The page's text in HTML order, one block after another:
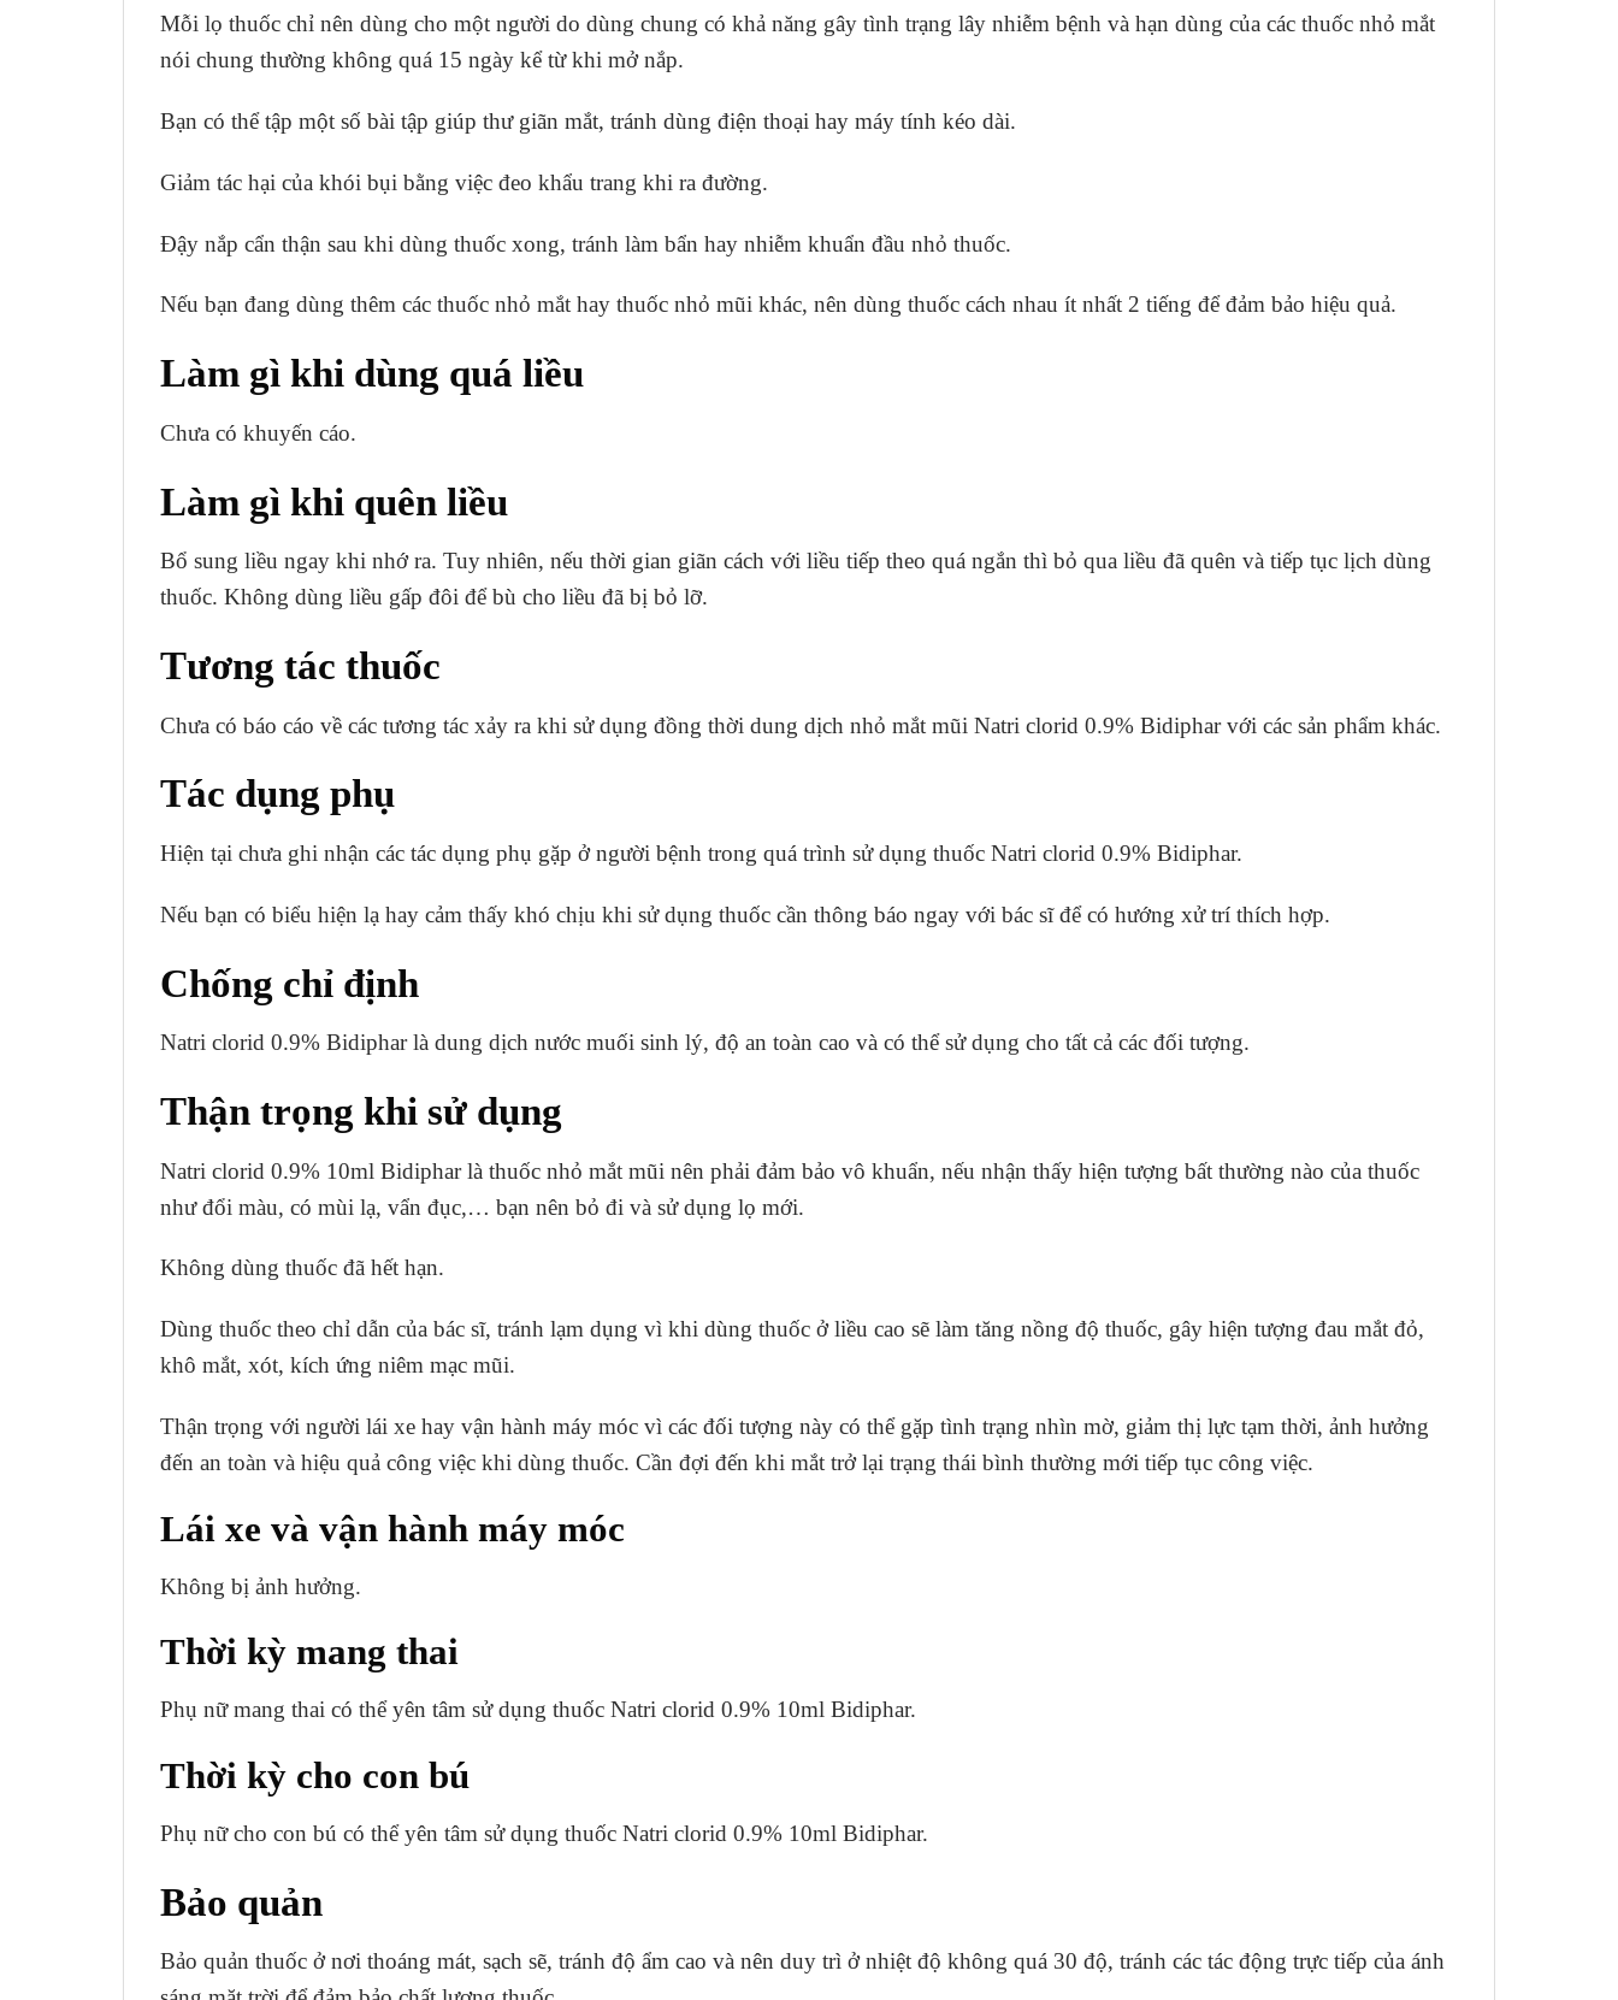
Mỗi lọ thuốc chỉ nên dùng cho một người do dùng chung có khả năng gây tình trạng lây nhiễm bệnh và hạn dùng của các thuốc nhỏ mắt
nói chung thường không quá 15 ngày kể từ khi mở nắp.
Bạn có thể tập một số bài tập giúp thư giãn mắt, tránh dùng điện thoại hay máy tính kéo dài.
Giảm tác hại của khói bụi bằng việc đeo khẩu trang khi ra đường.
Đậy nắp cẩn thận sau khi dùng thuốc xong, tránh làm bẩn hay nhiễm khuẩn đầu nhỏ thuốc.
Nếu bạn đang dùng thêm các thuốc nhỏ mắt hay thuốc nhỏ mũi khác, nên dùng thuốc cách nhau ít nhất 2 tiếng để đảm bảo hiệu quả.
Làm gì khi dùng quá liều
Chưa có khuyến cáo.
Làm gì khi quên liều
Bổ sung liều ngay khi nhớ ra. Tuy nhiên, nếu thời gian giãn cách với liều tiếp theo quá ngắn thì bỏ qua liều đã quên và tiếp tục lịch dùng
thuốc. Không dùng liều gấp đôi để bù cho liều đã bị bỏ lỡ.
Tương tác thuốc
Chưa có báo cáo về các tương tác xảy ra khi sử dụng đồng thời dung dịch nhỏ mắt mũi Natri clorid 0.9% Bidiphar với các sản phẩm khác.
Tác dụng phụ
Hiện tại chưa ghi nhận các tác dụng phụ gặp ở người bệnh trong quá trình sử dụng thuốc Natri clorid 0.9% Bidiphar.
Nếu bạn có biểu hiện lạ hay cảm thấy khó chịu khi sử dụng thuốc cần thông báo ngay với bác sĩ để có hướng xử trí thích hợp.
Chống chỉ định
Natri clorid 0.9% Bidiphar là dung dịch nước muối sinh lý, độ an toàn cao và có thể sử dụng cho tất cả các đối tượng.
Thận trọng khi sử dụng
Natri clorid 0.9% 10ml Bidiphar là thuốc nhỏ mắt mũi nên phải đảm bảo vô khuẩn, nếu nhận thấy hiện tượng bất thường nào của thuốc
như đổi màu, có mùi lạ, vẩn đục,… bạn nên bỏ đi và sử dụng lọ mới.
Không dùng thuốc đã hết hạn.
Dùng thuốc theo chỉ dẫn của bác sĩ, tránh lạm dụng vì khi dùng thuốc ở liều cao sẽ làm tăng nồng độ thuốc, gây hiện tượng đau mắt đỏ,
khô mắt, xót, kích ứng niêm mạc mũi.
Thận trọng với người lái xe hay vận hành máy móc vì các đối tượng này có thể gặp tình trạng nhìn mờ, giảm thị lực tạm thời, ảnh hưởng
đến an toàn và hiệu quả công việc khi dùng thuốc. Cần đợi đến khi mắt trở lại trạng thái bình thường mới tiếp tục công việc.
Lái xe và vận hành máy móc
Không bị ảnh hưởng.
Thời kỳ mang thai
Phụ nữ mang thai có thể yên tâm sử dụng thuốc Natri clorid 0.9% 10ml Bidiphar.
Thời kỳ cho con bú
Phụ nữ cho con bú có thể yên tâm sử dụng thuốc Natri clorid 0.9% 10ml Bidiphar.
Bảo quản
Bảo quản thuốc ở nơi thoáng mát, sạch sẽ, tránh độ ẩm cao và nên duy trì ở nhiệt độ không quá 30 độ, tránh các tác động trực tiếp của ánh